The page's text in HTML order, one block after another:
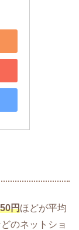
円ほどが平均
のネットショ